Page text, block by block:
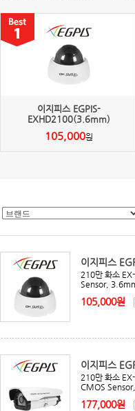
이지피스 EGPIS-
EXHD2100(3.6mm)
105,000원
이지피스
210만 화소
Sensor,
105,000원
이지피스
210만 화소
CMOS
177,000원